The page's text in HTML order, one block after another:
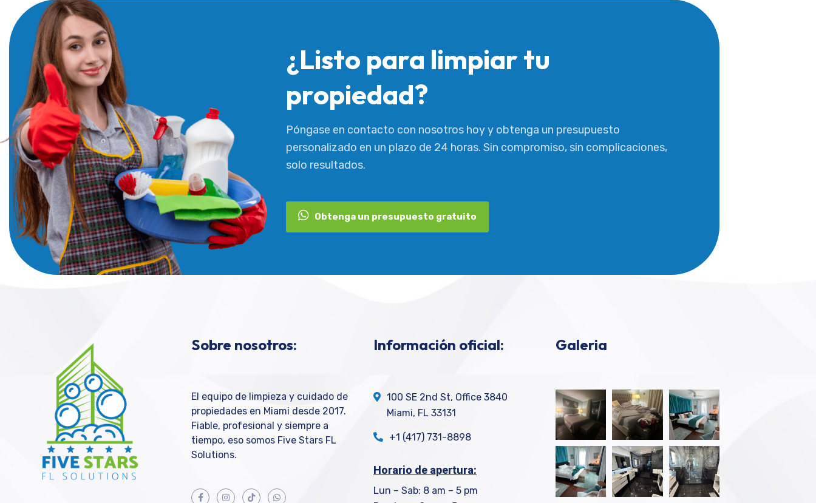
¿Listo para limpiar tu
propiedad?
Póngase en contacto con nosotros hoy y obtenga un presupuesto
personalizado en un plazo de 24 horas. Sin compromiso, sin complicaciones,
solo resultados.
Obtenga un presupuesto gratuito
Sobre nosotros:
El equipo de limpieza y cuidado de
propiedades en Miami desde 2017.
Fiable, profesional y siempre a
tiempo, eso somos Five Stars FL
Solutions.
Información oficial:
100 SE 2nd St, Office 3840
Miami, FL 33131
+1 (417) 731-8898
Horario de apertura:
Lun – Sab: 8 am – 5 pm
Galeria